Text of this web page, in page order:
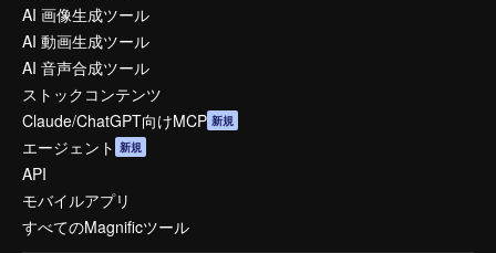
AI 画像生成ツール
AI 動画生成ツール
AI 音声合成ツール
ストックコンテンツ
Claude/ChatGPT向けMCP 新規
エージェント 新規
API
モバイルアプリ
すべてのMagnificツール